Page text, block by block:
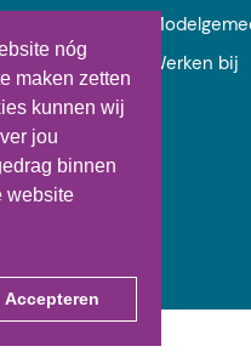
nóg
maken zetten
kunnen wij
jou
binnen
website
Accepteren
Werken bij